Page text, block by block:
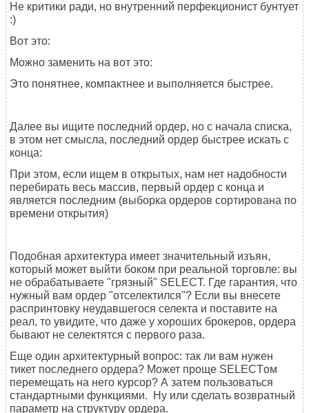
Не критики ради, но внутренний перфекционист бунтует
:)
Вот это:
Можно заменить на вот это:
Это понятнее, компактнее и выполняется быстрее.
Далее вы ищите последний ордер, но с начала списка,
в этом нет смысла, последний ордер быстрее искать с
конца:
При этом, если ищем в открытых, нам нет надобности
перебирать весь массив, первый ордер с конца и
является последним (выборка ордеров сортирована по
времени открытия)
Подобная архитектура имеет значительный изъян,
который может выйти боком при реальной торговле: вы
не обрабатываете "грязный" SELECT. Где гарантия, что
нужный вам ордер "отселектился"? Если вы внесете
распринтовку неудавшегося селекта и поставите на
реал, то увидите, что даже у хороших брокеров, ордера
бывают не селектятся с первого раза.
Еще один архитектурный вопрос: так ли вам нужен
тикет последнего ордера? Может проще SELECTом
перемещать на него курсор? А затем пользоваться
стандартными функциями. Ну или сделать возвратный
параметр на структуру ордера.